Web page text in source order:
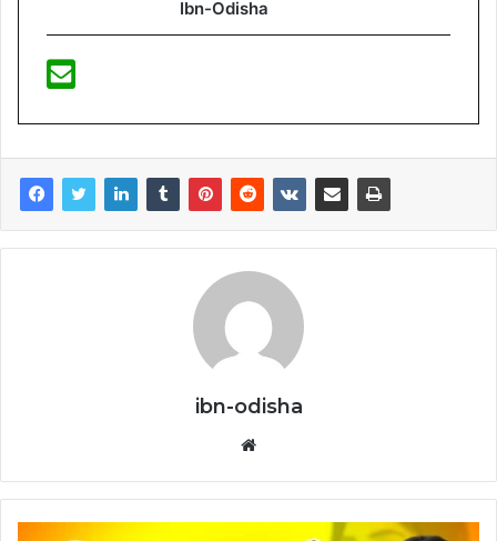
Ibn-Odisha
ibn-odisha
Website